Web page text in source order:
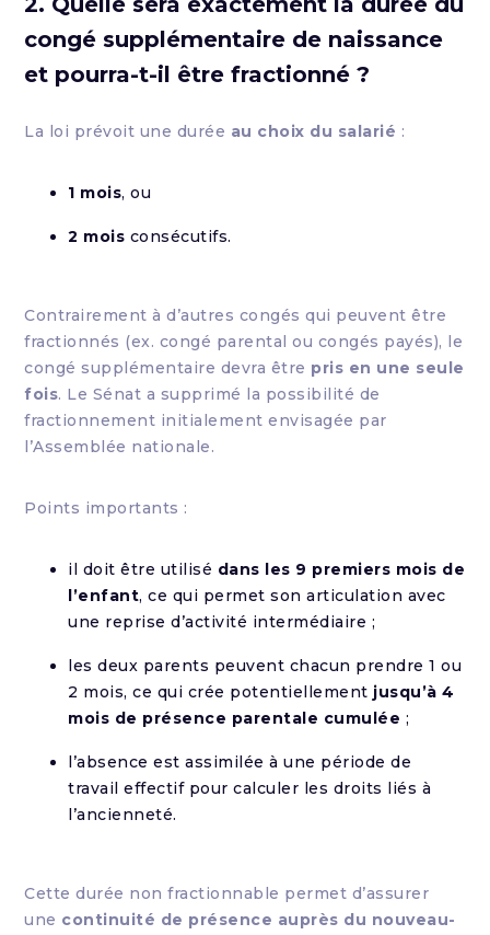
congé supplémentaire de naissance
et pourra-t-il être fractionné ?
La loi prévoit une durée au choix du salarié :
1 mois, ou
2 mois consécutifs.
Contrairement à d’autres congés qui peuvent être
fractionnés (ex. congé parental ou congés payés), le
congé supplémentaire devra être pris en une seule
fois. Le Sénat a supprimé la possibilité de
fractionnement initialement envisagée par
l’Assemblée nationale.
Points importants :
il doit être utilisé dans les 9 premiers mois de
l’enfant, ce qui permet son articulation avec
une reprise d’activité intermédiaire ;
les deux parents peuvent chacun prendre 1 ou
2 mois, ce qui crée potentiellement jusqu’à 4
mois de présence parentale cumulée ;
l’absence est assimilée à une période de
travail effectif pour calculer les droits liés à
l’ancienneté.
Cette durée non fractionnable permet d’assurer
une continuité de présence auprès du nouveau-